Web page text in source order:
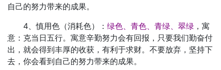
自己的努力带来的成果。
4、慎用色（消耗色）： 绿色、青色、青绿、翠绿 ，寓
意：克当日五行。寓意辛勤努力会有回报，只要我们勤奋付
出，就会得到丰厚的收获，有利于求财。不要放弃，坚持下
去，你会看到自己的努力带来的成果。